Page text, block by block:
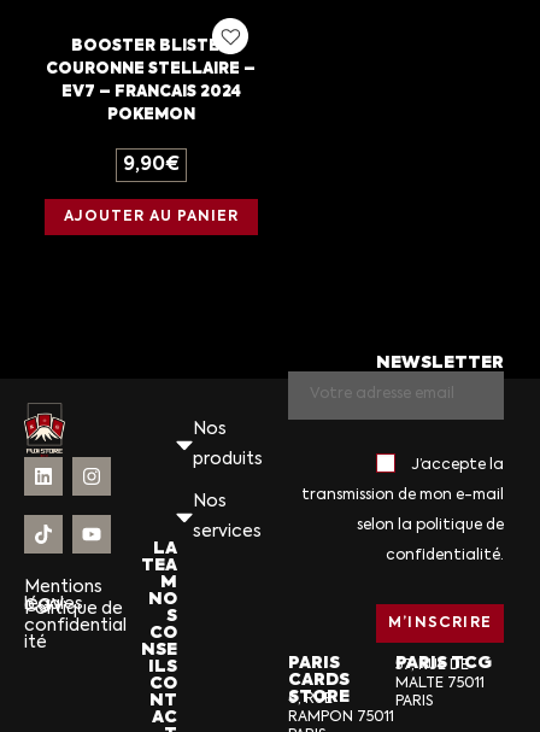
BOOSTER BLISTER
COURONNE STELLAIRE –
EV7 – FRANCAIS 2024
POKEMON
9,90€
AJOUTER AU PANIER
Mentions
légales
CGV
Politique de
confidential
ité
Nos
produits
Nos
services
LA
TEA
M
NO
S
CO
NSE
ILS
CO
NT
AC
NEWSLETTER
J’accepte la
transmission de mon e-mail
selon la politique de
confidentialité.
PARIS
CARDS
STORE
6, RUE
RAMPON 75011
PARIS TCG
57, RUE DE
MALTE 75011
PARIS